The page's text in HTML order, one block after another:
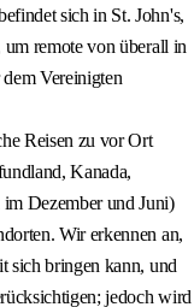
sich in St. John's,
remote von überall in
Vereinigten
Reisen zu vor Ort
Kanada,
Dezember und Juni)
Wir erkennen an,
sich bringen kann, und
jedoch wird